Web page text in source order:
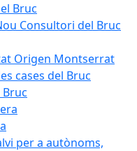
Bruc
Consultori del Bruc
Origen Montserrat
cases del Bruc
per a autònoms,